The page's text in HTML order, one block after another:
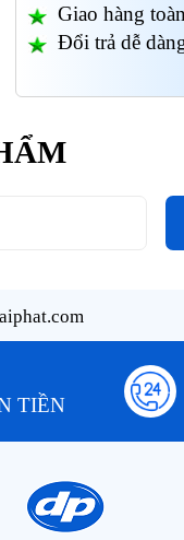
Giao hàng
Đổi trả dễ
TIỀN